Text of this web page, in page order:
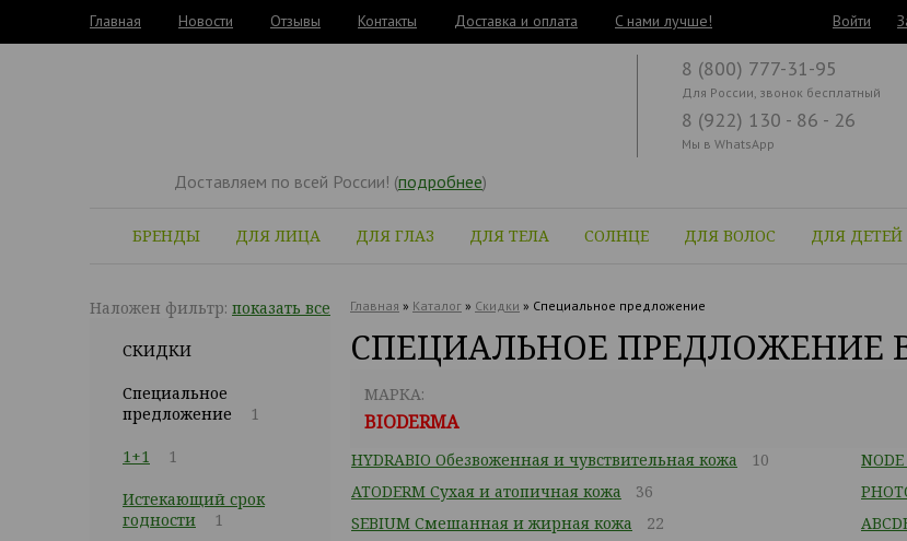
Главная Новости Отзывы Контакты Доставка и оплата C нами лучше! Войти
Доставляем по всей России! (подробнее)
БРЕНДЫ ДЛЯ ЛИЦА ДЛЯ ГЛАЗ ДЛЯ ТЕЛА СОЛНЦЕ ДЛЯ ВОЛОС ДЛЯ ДЕТЕЙ
8 (800) 777-31-95
Для России, звонок бесплатный
8 (922) 130 - 86 - 26
Мы в WhatsApp
Наложен фильтр: показать все
СКИДКИ
Специальное
предложение
1
1+1 1
Истекающий срок
годности
1
Главная » Каталог » Скидки » Специальное предложение
СПЕЦИАЛЬНОЕ ПРЕДЛОЖЕНИЕ
МАРКА:
BIODERMA
HYDRABIO Обезвоженная и чувствительная кожа
10
ATODERM Сухая и атопичная кожа
36
SEBIUM Смешанная и жирная кожа
22